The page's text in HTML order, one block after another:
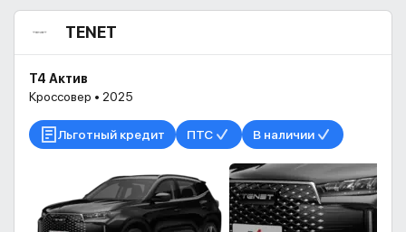
TENET
T4 Актив
Кроссовер • 2025
Льготный кредит ПТС В наличии